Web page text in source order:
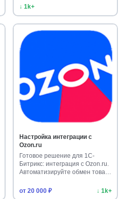
↓ 1k+
Настройка интеграции с
Ozon.ru
Готовое решение для 1С-
Битрикс: интеграция с Ozon.ru.
Автоматизируйте обмен това…
от 20 000 ₽ ↓ 1k+